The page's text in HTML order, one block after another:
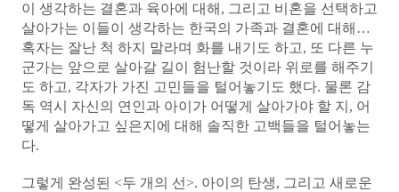
이 생각하는 결혼과 육아에 대해, 그리고 비혼을 선택하고
살아가는 이들이 생각하는 한국의 가족과 결혼에 대해…
혹자는 잘난 척 하지 말라며 화를 내기도 하고, 또 다른 누
군가는 앞으로 살아갈 길이 험난할 것이라 위로를 해주기
도 하고, 각자가 가진 고민들을 털어놓기도 했다. 물론 감
독 역시 자신의 연인과 아이가 어떻게 살아가야 할 지, 어
떻게 살아가고 싶은지에 대해 솔직한 고백들을 털어놓는
다.
그렇게 완성된 <두 개의 선>. 아이의 탄생, 그리고 새로운